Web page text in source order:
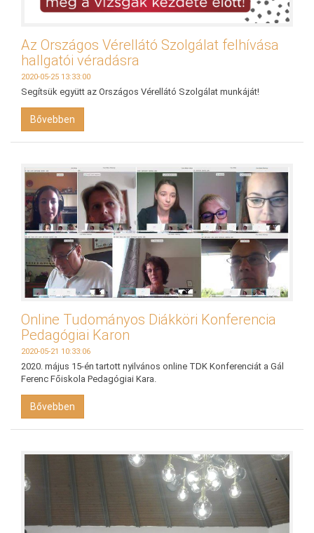
Az Országos Vérellátó Szolgálat felhívása
hallgatói véradásra
2020-05-25 13:33:00
Segítsük együtt az Országos Vérellátó Szolgálat munkáját!
Bővebben
Online Tudományos Diákköri Konferencia
Pedagógiai Karon
2020-05-21 10:33:06
2020. május 15-én tartott nyilvános online TDK Konferenciát a Gál
Ferenc Főiskola Pedagógiai Kara.
Bővebben